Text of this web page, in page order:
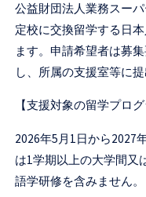
ー
ト
セ
タ
ー
公益財団法人業務スー
定校に交換留学する日
ます。申請希望者は募
し、所属の支援室等に提
【支援対象の留学プログ
2026年5月1日から2027
は1学期以上の大学間又
語学研修を含みません。